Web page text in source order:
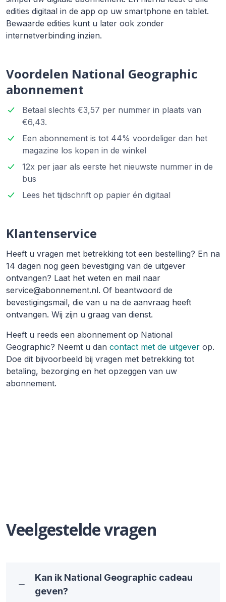
edities digitaal in de app op uw smartphone en tablet.
Bewaarde edities kunt u later ook zonder
internetverbinding inzien.
Voordelen National Geographic
abonnement
Betaal slechts €3,57 per nummer in plaats van
€6,43.
Een abonnement is tot 44% voordeliger dan het
magazine los kopen in de winkel
12x per jaar als eerste het nieuwste nummer in de
bus
Lees het tijdschrift op papier én digitaal
Klantenservice
Heeft u vragen met betrekking tot een bestelling? En na
14 dagen nog geen bevestiging van de uitgever
ontvangen? Laat het weten en mail naar
service@abonnement.nl. Of beantwoord de
bevestigingsmail, die van u na de aanvraag heeft
ontvangen. Wij zijn u graag van dienst.
Heeft u reeds een abonnement op National
Geographic? Neemt u dan contact met de uitgever op.
Doe dit bijvoorbeeld bij vragen met betrekking tot
betaling, bezorging en het opzeggen van uw
abonnement.
Veelgestelde vragen
Kan ik National Geographic cadeau
geven?